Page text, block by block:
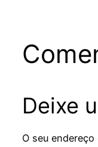
Deixe
O seu